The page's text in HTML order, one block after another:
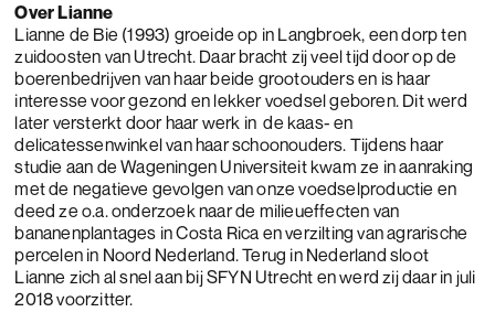
Over Lianne
Lianne de Bie (1993) groeide op in Langbroek, een dorp ten
zuidoosten van Utrecht. Daar bracht zij veel tijd door op de
boerenbedrijven van haar beide grootouders en is haar
interesse voor gezond en lekker voedsel geboren. Dit werd
later versterkt door haar werk in de kaas- en
delicatessenwinkel van haar schoonouders. Tijdens haar
studie aan de Wageningen Universiteit kwam ze in aanraking
met de negatieve gevolgen van onze voedselproductie en
deed ze o.a. onderzoek naar de milieueffecten van
bananenplantages in Costa Rica en verzilting van agrarische
percelen in Noord Nederland. Terug in Nederland sloot
Lianne zich al snel aan bij SFYN Utrecht en werd zij daar in juli
2018 voorzitter.